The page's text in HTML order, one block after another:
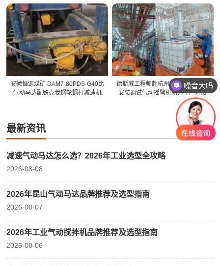
安徽恒源煤矿 DAM7-80PDS-G40比
气动马达配铁壳我蜗轮蜗杆减速机
德斯威工程师赴杭州鸿H食品，高效
安装调试气动摇臂机助力生产升级
最新资讯
减速气动马达怎么选？2026年工业选型全攻略
2026-08-08
2026年昆山气动马达品牌推荐及选型指南
2026-08-07
2026年工业气动搅拌机品牌推荐及选型指南
2026-08-06
噪音大吗